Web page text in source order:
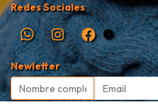
Redes Sociales
Newletter